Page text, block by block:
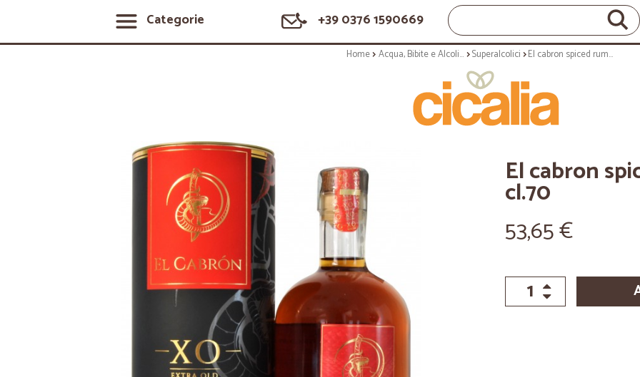
Categorie +39 0376 1590669
Home Acqua, Bibite e Alcolici Superalcolici El cabron spiced rum xo extra old cl.70
El cabron
cl.70
53,65 €